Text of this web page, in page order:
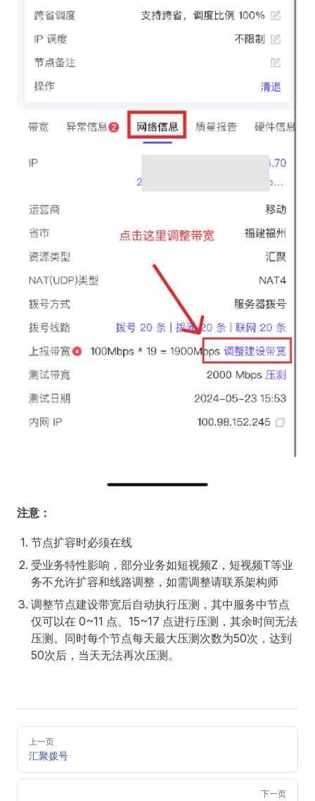
注意：
节点扩容时必须在线
受业务特性影响，部分业务如短视频Z，短视频T等业
务不允许扩容和线路调整，如需调整请联系架构师
调整节点建设带宽后自动执行压测，其中服务中节点
仅可以在 0~11 点、15~17 点进行压测，其余时间无法
压测。同时每个节点每天最大压测次数为50次，达到
50次后，当天无法再次压测。
Pager
上一页
汇聚拨号
下一页